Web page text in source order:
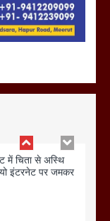
बागपत में एक संत
में चिता से अस्थि
इंटरनेट पर जमकर